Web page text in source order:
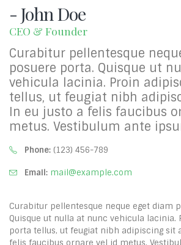
- John Doe
CEO & Founder
Curabitur pellentesque
posuere porta. Quisque ut
vehicula lacinia. Proin
tellus, ut feugiat nibh
In eu justo a felis faucibus
metus. Vestibulum ante
Phone: (123) 456-789
Email: mail@example.com
Curabitur pellentesque neque eget diam
Quisque ut nulla at nunc vehicula lacinia.
porta tellus, ut feugiat nibh adipiscing sit
felis faucibus ornare vel id metus.